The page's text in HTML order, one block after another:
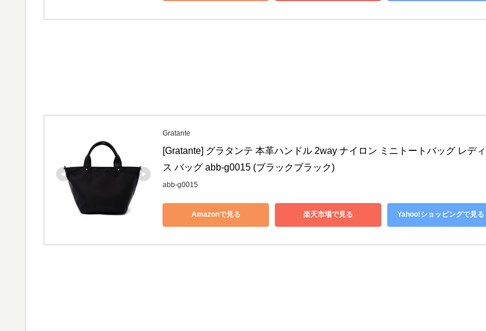
Gratante
[Gratante] グラタンテ 本革ハンドル 2way ナイロン ミニトートバッグ レデ
ス バッグ abb-g0015 (ブラックブラック)
abb-g0015
Amazonで見る 楽天市場で見る Yahoo!ショッピングで見る